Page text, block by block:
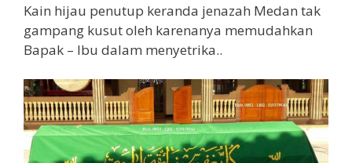
Kain hijau penutup keranda jenazah Medan tak
gampang kusut oleh karenanya memudahkan
Bapak – Ibu dalam menyetrika..